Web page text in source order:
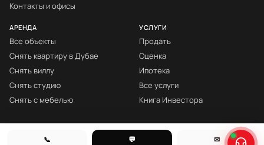
📞 💬 ✉
Контакты и офисы
АРЕНДА
Все объекты
Снять квартиру в Дубае
Снять виллу
Снять студию
Снять с мебелью
УСЛУГИ
Продать
Оценка
Ипотека
Все услуги
Книга Инвестора
© fäm Properties™ · ORN 1858 · С 2008